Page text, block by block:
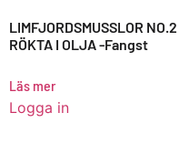
LIMFJORDSMUSSLOR NO.2
RÖKTA I OLJA -Fangst
Läs mer
Logga in